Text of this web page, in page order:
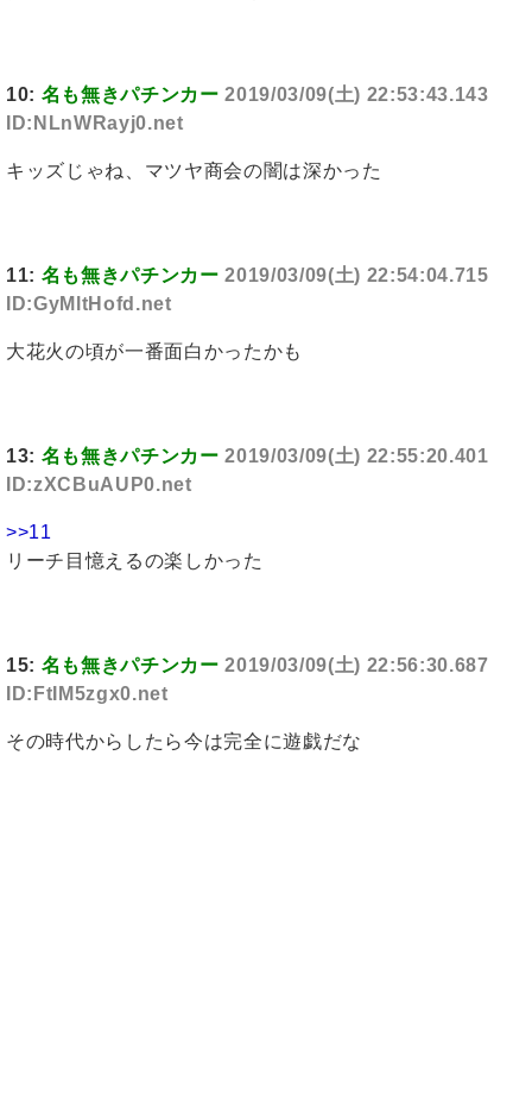
10: 名も無きパチンカー 2019/03/09(土) 22:53:43.143
ID:NLnWRayj0.net
キッズじゃね、マツヤ商会の闇は深かった
11: 名も無きパチンカー 2019/03/09(土) 22:54:04.715
ID:GyMltHofd.net
大花火の頃が一番面白かったかも
13: 名も無きパチンカー 2019/03/09(土) 22:55:20.401
ID:zXCBuAUP0.net
>>11
リーチ目憶えるの楽しかった
15: 名も無きパチンカー 2019/03/09(土) 22:56:30.687
ID:FtIM5zgx0.net
その時代からしたら今は完全に遊戯だな